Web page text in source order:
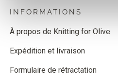
INFORMATIONS
À propos de Knitting for Olive
Expédition et livraison
Formulaire de rétractation